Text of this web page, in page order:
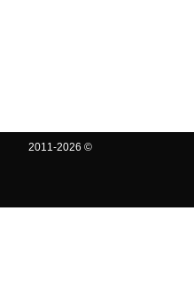
2011-2026 ©